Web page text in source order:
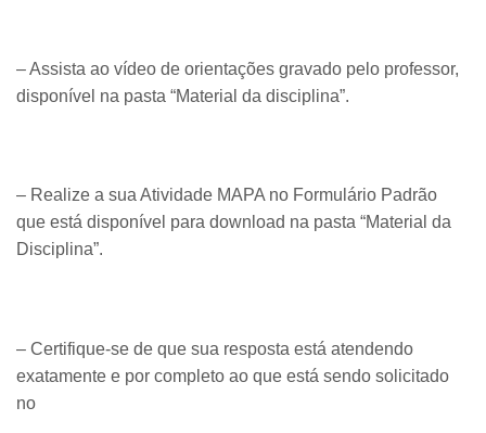
– Assista ao vídeo de orientações gravado pelo professor,
disponível na pasta “Material da disciplina”.
– Realize a sua Atividade MAPA no Formulário Padrão
que está disponível para download na pasta “Material da
Disciplina”.
– Certifique-se de que sua resposta está atendendo
exatamente e por completo ao que está sendo solicitado
no